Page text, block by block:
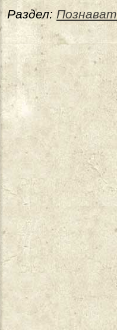
Раздел: